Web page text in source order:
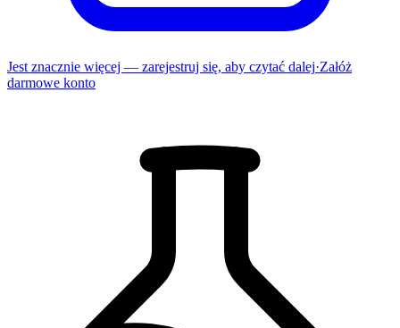
Jest znacznie więcej — zarejestruj się, aby czytać dalej·Załóż
darmowe konto